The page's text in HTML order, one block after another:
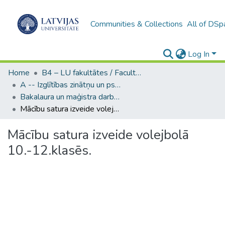
Communities & Collections All of
Log In
Home
B4 – LU fakultātes / Faculties of the UL
A -- Izglītības zinātņu un psiholoģijas fakultāte / Faculty of Education Sciences and Psychology
Bakalaura un maģistra darbi (PPMF) / Bachelor's and Master's theses
Mācību satura izveide volejbolā 10.-12.klasēs.
Mācību satura izveide volejbolā
10.-12.klasēs.